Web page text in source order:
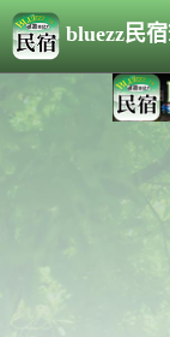
bluezz民